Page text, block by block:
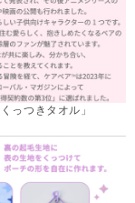
っつきタオル」